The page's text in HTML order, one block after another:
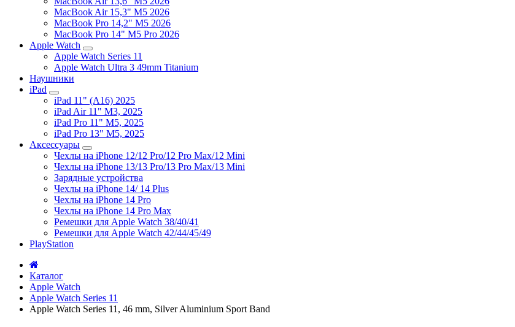
MacBook Air 15,3" M5 2026
MacBook Pro 14,2" M5 2026
MacBook Pro 14" M5 Pro 2026
Apple Watch
Apple Watch Series 11
Apple Watch Ultra 3 49mm Titanium
Наушники
iPad
iPad 11" (A16) 2025
iPad Air 11" M3, 2025
iPad Pro 11" M5, 2025
iPad Pro 13" M5, 2025
Аксессуары
Чехлы на iPhone 12/12 Pro/12 Pro Max/12 Mini
Чехлы на iPhone 13/13 Pro/13 Pro Max/13 Mini
Зарядные устройства
Чехлы на iPhone 14/ 14 Plus
Чехлы на iPhone 14 Pro
Чехлы на iPhone 14 Pro Max
Ремешки для Apple Watch 38/40/41
Ремешки для Apple Watch 42/44/45/49
PlayStation
Каталог
Apple Watch
Apple Watch Series 11
Apple Watch Series 11, 46 mm, Silver Aluminium Sport Band